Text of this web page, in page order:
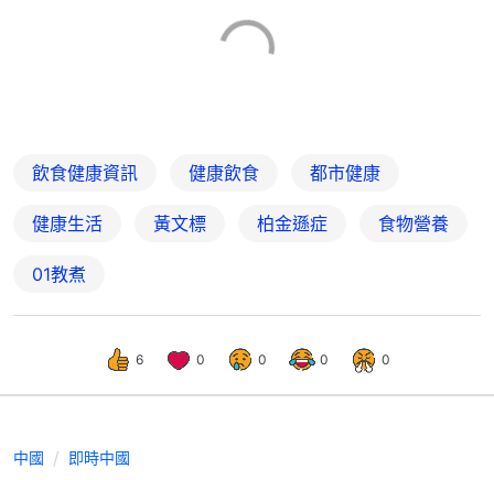
飲食健康資訊 健康飲食 都市健康
健康生活 黃文標 柏金遜症 食物營養
01教煮
6 0 0 0 0
中國 即時中國